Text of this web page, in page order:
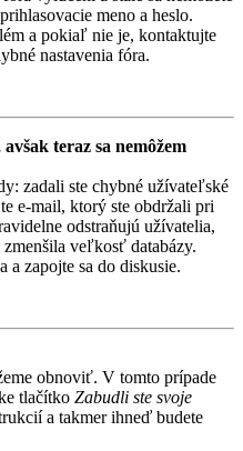
meno a heslo.
a pokiaľ nie je, kontaktujte
nastavenia fóra.
teraz sa nemôžem
zadali ste chybné užívateľské
e-mail, ktorý ste obdržali pri
odstraňujú užívatelia,
veľkosť databázy.
a zapojte sa do diskusie.
obnoviť. V tomto prípade
tlačítko Zabudli ste svoje
a takmer ihneď budete